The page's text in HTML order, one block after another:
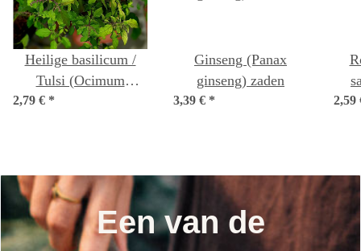
Heilige basilicum /
Tulsi (Ocimum
tenuiflorum syn.
2,79 € *
Ginseng (Panax
ginseng) zaden
3,39 € * 2,59
Een van de